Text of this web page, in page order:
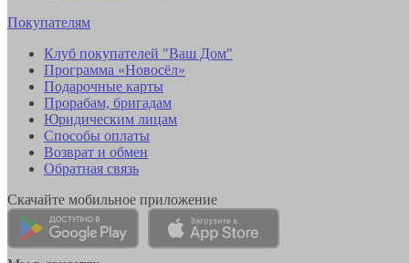
Покупателям
Клуб покупателей "Ваш Дом"
Программа «Новосёл»
Подарочные карты
Прорабам, бригадам
Юридическим лицам
Способы оплаты
Возврат и обмен
Обратная связь
Скачайте мобильное приложение